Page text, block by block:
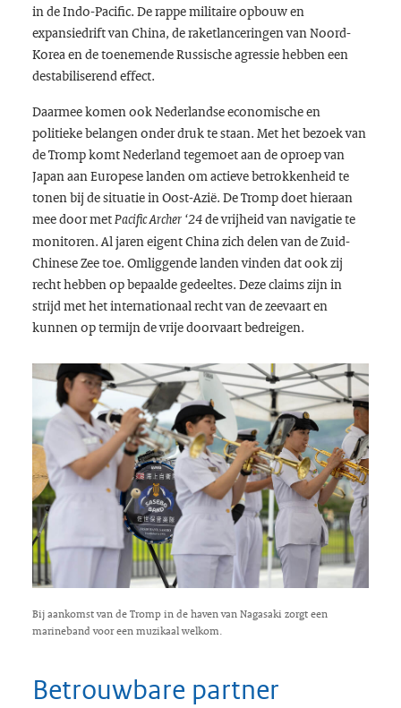
in de Indo-Pacific. De rappe militaire opbouw en
expansiedrift van China, de raketlanceringen van Noord-
Korea en de toenemende Russische agressie hebben een
destabiliserend effect.
Daarmee komen ook Nederlandse economische en
politieke belangen onder druk te staan. Met het bezoek van
de Tromp komt Nederland tegemoet aan de oproep van
Japan aan Europese landen om actieve betrokkenheid te
tonen bij de situatie in Oost-Azië. De Tromp doet hieraan
mee door metPacific Archer ‘24de vrijheid van navigatie te
monitoren. Al jaren eigent China zich delen van de Zuid-
Chinese Zee toe. Omliggende landen vinden dat ook zij
recht hebben op bepaalde gedeeltes. Deze claims zijn in
strijd met het internationaal recht van de zeevaart en
kunnen op termijn de vrije doorvaart bedreigen.
Bij aankomst van de Tromp in de haven van Nagasaki zorgt een
marineband voor een muzikaal welkom.
Betrouwbare partner